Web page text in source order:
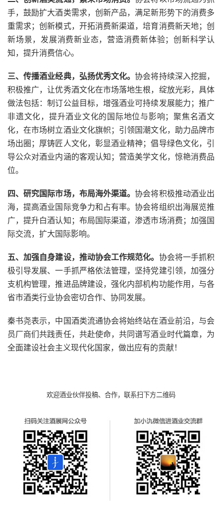
手，鼓励扩大酒类需求，创新产品，满足新形势下的消费多
重需求；创新模式，开拓消费新渠道，培育消费新天地；创
新场景，发展消费新业态，营造消费新体验；创新科学认
知，提升消费信心。
三、传播酒业经典，弘扬优秀文化。协会将持续深入挖掘，
积极推广，让优秀酒文化在市场落地生根，绽放光彩，具体
做法包括：制订公益目标，增强酒业可持续发展能力；推广
非遗文化，提升酒业文化的国际地位与影响；聚焦名酒文
化，在市场树立酒业文化旗帜；引领国潮文化，助力品牌市
场出圈；厚铸匠人文化，彰显酒业精神；倡导绿色文化，引
导公众对酒业内涵的客观认知；营造美学文化，惊艳消费品
位。
四、研究国际市场，布局海外渠道。协会将积极推动酒业出
海，提高酒业国际竞争力和占有率。协会将组织出海展览推
广，提升白酒认知；布局国际渠道，渗透市场消费；加强国
际交流，扩大国际影响。
五、加强自身建设，推动协会工作规范化。 协会将一手抓积
极引导发展、一手抓严格依法管理，坚持党建引领，加强分
支机构管理，推进品牌建设，强化内部机构功能作用，与各
省市酒类行业协会密切合作、协同发展。
秦书尧表示，中国酒类流通协会将始终站在酒业前沿，与会
员厂商们共践责任，共赴使命，共同谱写酒业时代篇章，为
全面建设社会主义现代化国家，做出应有的贡献！
欢迎酒业伙伴投稿、合作，联系扫下方二维码